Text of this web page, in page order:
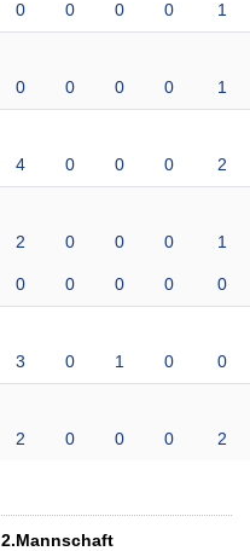
0 0 0 0 1
0 0 0 0 1
4 0 0 0 2
2 0 0 0 1
0 0 0 0 0
3 0 1 0 0
2 0 0 0 2
2.Mannschaft